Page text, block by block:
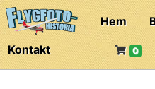
Hem
Kontakt
0